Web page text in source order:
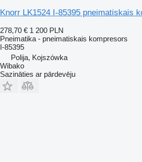
Knorr LK1524 I-85395 pneimatiskais
278,70 € 1 200 PLN
Pneimatika - pneimatiskais kompresors
I-85395
Polija, Kojszówka
Wibako
Sazināties ar pārdevēju